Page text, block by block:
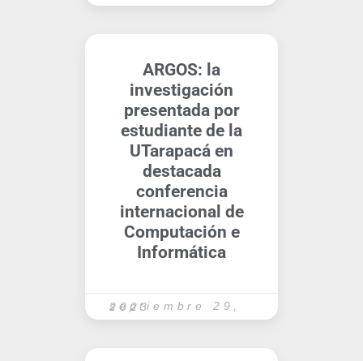
ARGOS: la
investigación
presentada por
estudiante de la
UTarapacá en
destacada
conferencia
internacional de
Computación e
Informática
septiembre 29, 2023